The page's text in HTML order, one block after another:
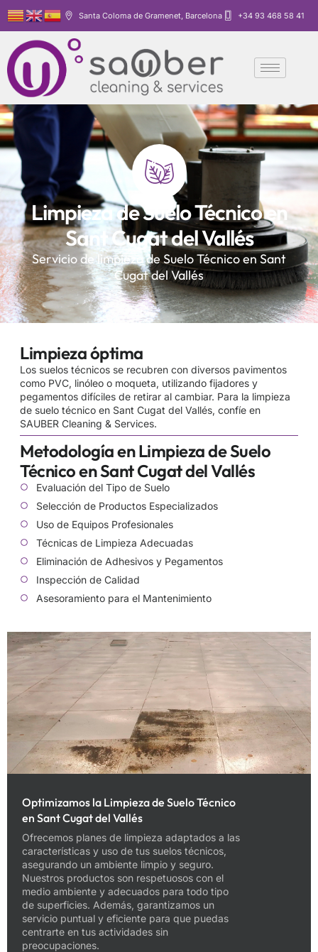
Santa Coloma de Gramenet, Barcelona +34 93 468 58 41
Limpieza de Suelo Técnico en
Sant Cugat del Vallés
Servicio de limpieza de Suelo Técnico en Sant
Cugat del Vallés
Limpieza óptima
Los suelos técnicos se recubren con diversos pavimentos
como PVC, linóleo o moqueta, utilizando fijadores y
pegamentos difíciles de retirar al cambiar. Para la limpieza
de suelo técnico en Sant Cugat del Vallés, confíe en
SAUBER Cleaning & Services.
Metodología en Limpieza de Suelo
Técnico en Sant Cugat del Vallés
Evaluación del Tipo de Suelo
Selección de Productos Especializados
Uso de Equipos Profesionales
Técnicas de Limpieza Adecuadas
Eliminación de Adhesivos y Pegamentos
Inspección de Calidad
Asesoramiento para el Mantenimiento
Optimizamos la Limpieza de Suelo Técnico
en Sant Cugat del Vallés
Ofrecemos planes de limpieza adaptados a las
características y uso de tus suelos técnicos,
asegurando un ambiente limpio y seguro.
Nuestros productos son respetuosos con el
medio ambiente y adecuados para todo tipo
de superficies. Además, garantizamos un
servicio puntual y eficiente para que puedas
centrarte en tus actividades sin
preocupaciones.